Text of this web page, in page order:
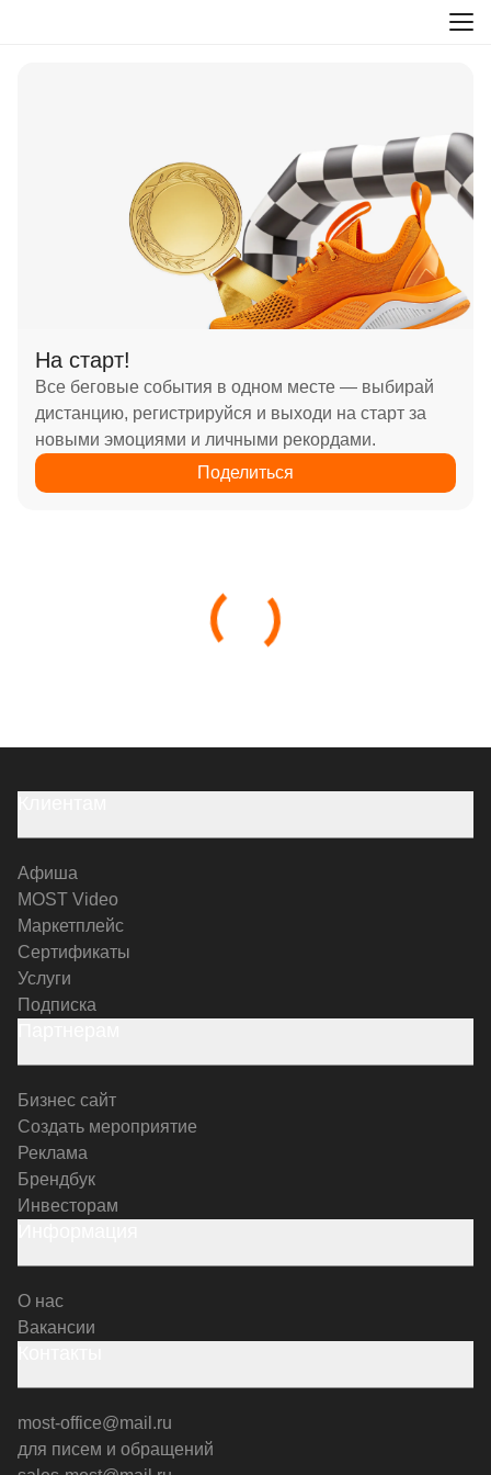
На старт!
Все беговые события в одном месте — выбирай
дистанцию, регистрируйся и выходи на старт за
новыми эмоциями и личными рекордами.
Поделиться
Афиша
MOST Video
Маркетплейс
Сертификаты
Услуги
Подписка
Бизнес сайт
Создать мероприятие
Реклама
Брендбук
Инвесторам
О нас
Вакансии
most-office@mail.ru
для писем и обращений